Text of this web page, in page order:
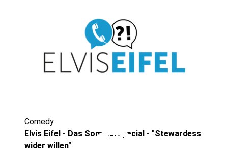
Comedy
Elvis Eifel - Das Sommerspecial - "Stewardess
wider willen"